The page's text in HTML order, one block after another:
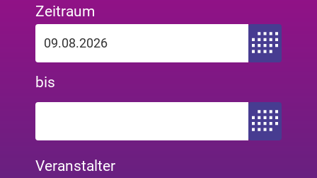
Zeitraum
Zeitraum von
bis
Zeitraum bis
Veranstalter